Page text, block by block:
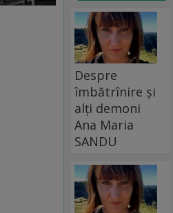
Despre
îmbătrînire și
alți demoni
Ana Maria
SANDU